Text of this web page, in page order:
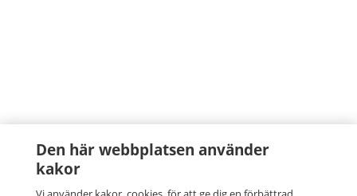
Den här webbplatsen använder
kakor